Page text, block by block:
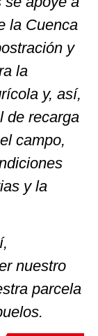
la Cuenca
y
la
y, así,
de recarga
campo,
y la
nuestro
parcela